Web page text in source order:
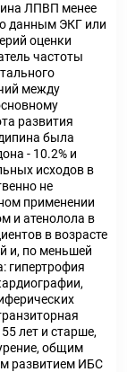
ЛПВП менее
данным ЭКГ или
оценки
частоты
между
развития
была
- 10.2% и
исходов в
не
применении
и атенолола в
в возрасте
и, по меньшей
гипертрофия
лет и старше,
общим
развитием ИБС